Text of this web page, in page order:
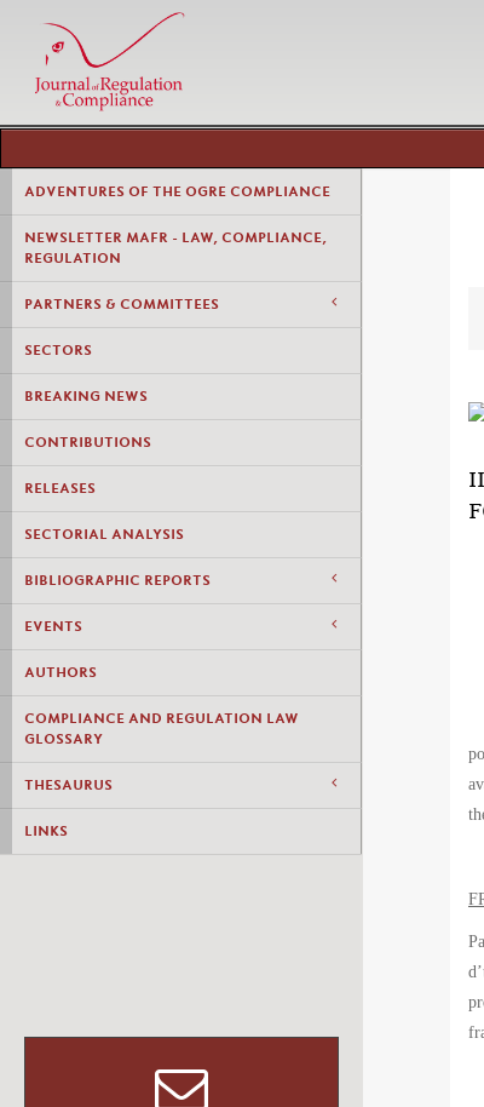
ADVENTURES OF THE OGRE COMPLIANCE
NEWSLETTER MAFR - LAW, COMPLIANCE,
REGULATION
PARTNERS & COMMITTEES
SECTORS
BREAKING NEWS
CONTRIBUTIONS
RELEASES
SECTORIAL ANALYSIS
BIBLIOGRAPHIC REPORTS
EVENTS
AUTHORS
COMPLIANCE AND REGULATION LAW
GLOSSARY
THESAURUS
LINKS